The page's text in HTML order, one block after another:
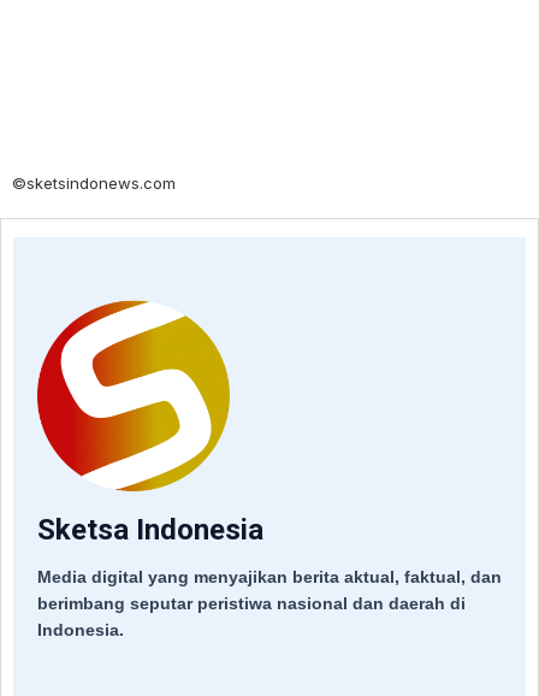
©sketsindonews.com
Sketsa Indonesia
Media digital yang menyajikan berita aktual, faktual, dan
berimbang seputar peristiwa nasional dan daerah di
Indonesia.